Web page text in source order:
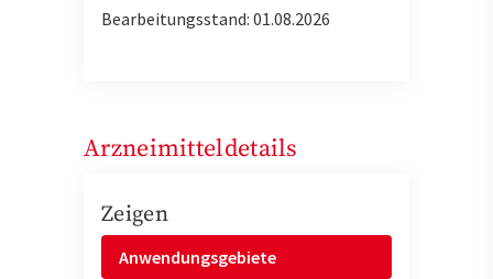
Bearbeitungsstand: 01.08.2026
Arzneimitteldetails
Zeigen
Anwendungsgebiete